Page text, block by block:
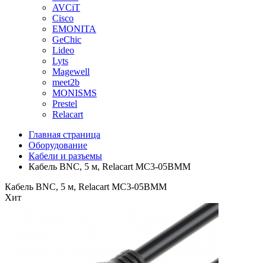
AVCiT
Cisco
EMONITA
GeChic
Lideo
Lyts
Magewell
meet2b
MONISMS
Prestel
Relacart
Главная страница
Оборудование
Кабели и разъемы
Кабель BNC, 5 м, Relacart MC3-05BMM
Кабель BNC, 5 м, Relacart MC3-05BMM
Хит